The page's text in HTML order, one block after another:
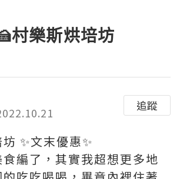
村樂斯烘培坊
追蹤
✨文末優惠✨
編了，其實我超想更多地